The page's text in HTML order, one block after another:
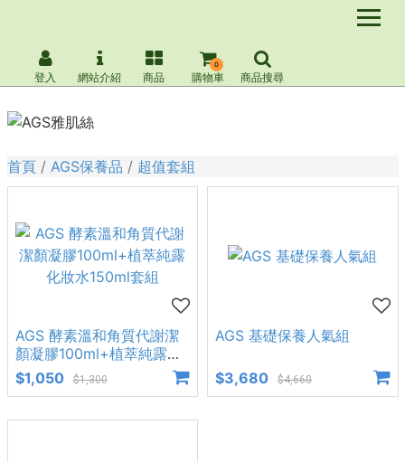
登入 網站介紹 商品 購物車
0
商品搜尋
首頁 AGS保養品 超值套組
AGS 酵素溫和角質代謝潔
顏凝膠100ml+植萃純露化
妝水150ml套組
$1,050 $1,300
AGS 基礎保養人氣組
$3,680 $4,660